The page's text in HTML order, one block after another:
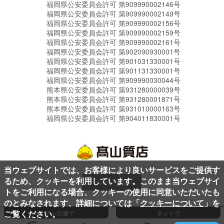
福岡県公安委員会許可 第909990002146号
福岡県公安委員会許可 第909990002149号
福岡県公安委員会許可 第909990002156号
福岡県公安委員会許可 第909990002159号
福岡県公安委員会許可 第909990002161号
福岡県公安委員会許可 第902090930001号
福岡県公安委員会許可 第901031330001号
福岡県公安委員会許可 第901131330001号
福岡県公安委員会許可 第909990030044号
熊本県公安委員会許可 第931280000039号
熊本県公安委員会許可 第931280001871号
熊本県公安委員会許可 第931010000163号
福岡県公安委員会許可 第904011830001号
ページ上部へ
リアル店舗で ネットで
当ウェブサイトでは、お客様により良いサービスをご提供す
るため、クッキーを利用しています。このまま当ウェブサイ
トをご利用になる場合、クッキーの使用に同意いただいたも
のとみなされます、詳細については「クッキーについて 」を
ご覧ください。